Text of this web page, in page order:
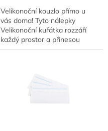
Velikonoční kouzlo přímo u
vás doma! Tyto nálepky
Velikonoční kuřátka rozzáří
každý prostor a přinesou
veselou jarní atmosféru.